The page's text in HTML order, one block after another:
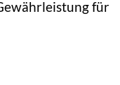
für